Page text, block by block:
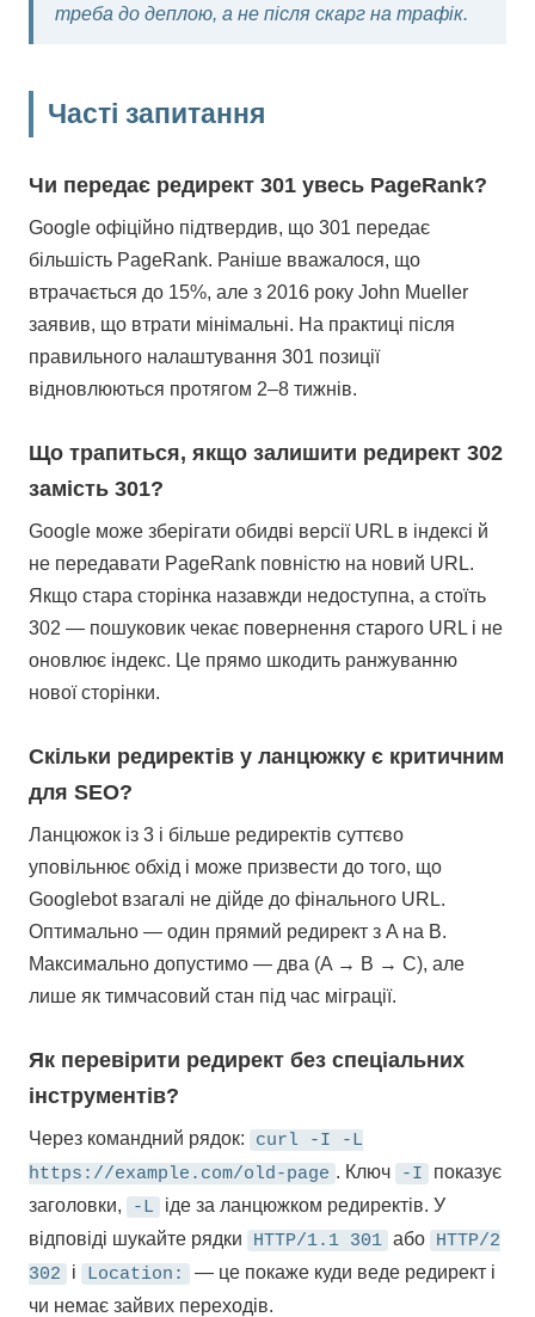
треба до деплою, а не після скарг на трафік.
Часті запитання
Чи передає редирект 301 увесь PageRank?
Google офіційно підтвердив, що 301 передає
більшість PageRank. Раніше вважалося, що
втрачається до 15%, але з 2016 року John Mueller
заявив, що втрати мінімальні. На практиці після
правильного налаштування 301 позиції
відновлюються протягом 2–8 тижнів.
Що трапиться, якщо залишити редирект 302
замість 301?
Google може зберігати обидві версії URL в індексі й
не передавати PageRank повністю на новий URL.
Якщо стара сторінка назавжди недоступна, а стоїть
302 — пошуковик чекає повернення старого URL і не
оновлює індекс. Це прямо шкодить ранжуванню
нової сторінки.
Скільки редиректів у ланцюжку є критичним
для SEO?
Ланцюжок із 3 і більше редиректів суттєво
уповільнює обхід і може призвести до того, що
Googlebot взагалі не дійде до фінального URL.
Оптимально — один прямий редирект з A на B.
Максимально допустимо — два (A → B → C), але
лише як тимчасовий стан під час міграції.
Як перевірити редирект без спеціальних
інструментів?
Через командний рядок:
curl -I -L
https://example.com/old-page . Ключ -I
показує
заголовки,
-L
іде за ланцюжком редиректів. У
відповіді шукайте рядки
HTTP/1.1 301 або
HTTP/2
302
і Location:
— це покаже куди веде редирект і
чи немає зайвих переходів.